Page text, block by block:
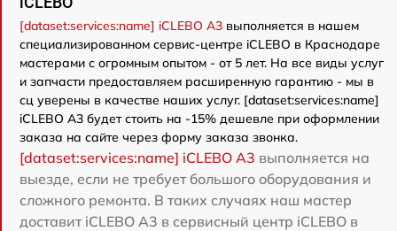
[dataset:services:name] iCLEBO A3 выполняется в нашем
специализированном сервис-центре iCLEBO в Краснодаре
мастерами с огромным опытом - от 5 лет. На все виды услуг
и запчасти предоставляем расширенную гарантию - мы в
сц уверены в качестве наших услуг. [dataset:services:name]
iCLEBO A3 будет стоить на -15% дешевле при оформлении
заказа на сайте через форму заказа звонка.
[dataset:services:name] iCLEBO A3 выполняется на
выезде, если не требует большого оборудования и
сложного ремонта. В таких случаях наш мастер
доставит iCLEBO A3 в сервисный центр iCLEBO в